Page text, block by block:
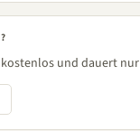
und dauert